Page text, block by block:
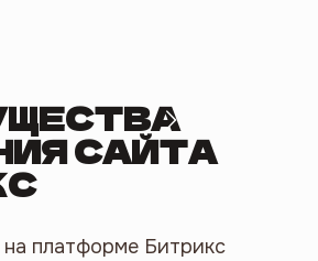
САЙТА
платформе Битрикс